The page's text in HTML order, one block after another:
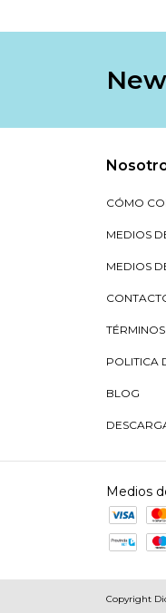
CÓMO
MEDIOS
MEDIOS
POLITICA
BLOG
Medios
Copyright